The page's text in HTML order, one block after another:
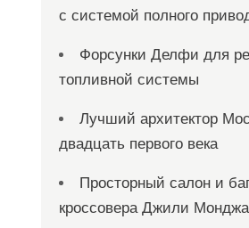
с системой полного
Форсунки Делфи для
топливной системы
Лучший архитектор
двадцать первого века
Просторный салон и
кроссовера Джили